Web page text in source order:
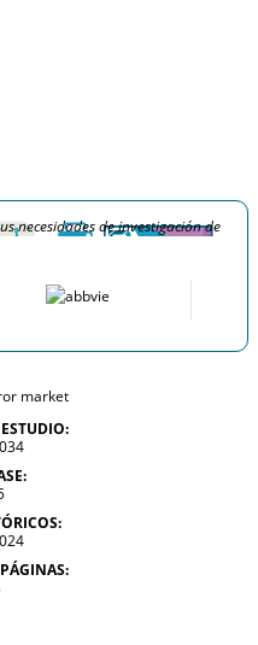
necesidades de investigación de